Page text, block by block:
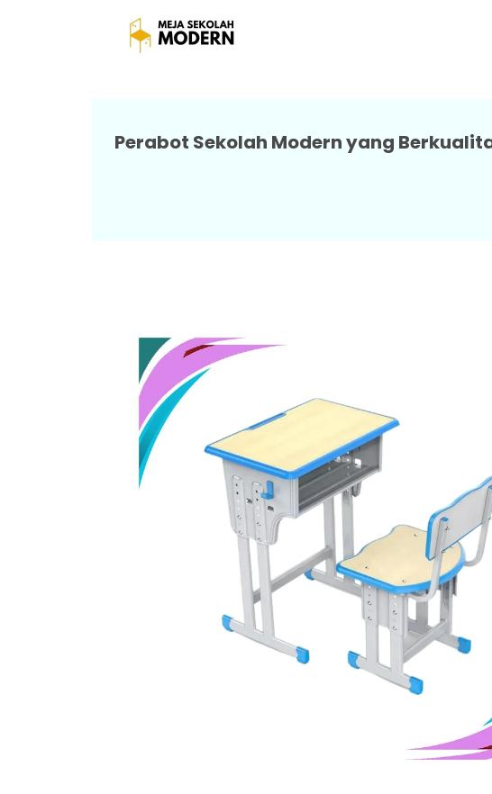
Meja Belajar Sekolah
Perabot Sekolah Modern yang